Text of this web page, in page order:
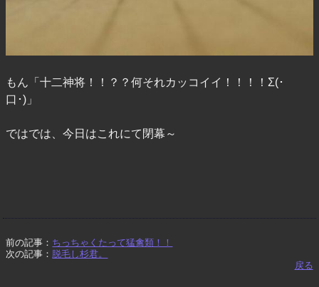
もん「十二神将！！？？何それカッコイイ！！！！Σ(･
口･)」
ではでは、今日はこれにて閉幕～
前の記事： ちっちゃくたって猛禽類！！
次の記事： 脱毛し杉君。
戻る